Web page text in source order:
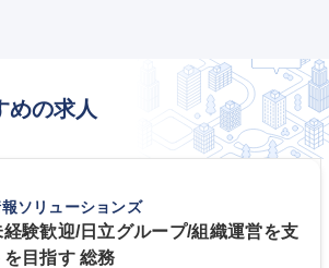
めの求人
ソリューションズ
経験歓迎/日立グループ/組織運営を支
目指す 総務